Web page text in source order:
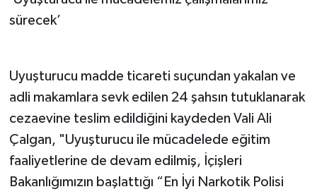
sürecek’
Uyuşturucu madde ticareti suçundan yakalan ve
adli makamlara sevk edilen 24 şahsın tutuklanarak
cezaevine teslim edildiğini kaydeden Vali Ali
Çalgan, "Uyuşturucu ile mücadelede eğitim
faaliyetlerine de devam edilmiş, İçişleri
Bakanlığımızın başlattığı “En İyi Narkotik Polisi